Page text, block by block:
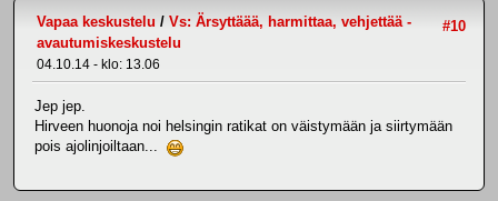
#10
Vapaa keskustelu / Vs: Ärsyttäää, harmittaa, vehjettää -
avautumiskeskustelu
04.10.14 - klo: 13.06
Jep jep.
Hirveen huonoja noi helsingin ratikat on väistymään ja siirtymään
pois ajolinjoiltaan...